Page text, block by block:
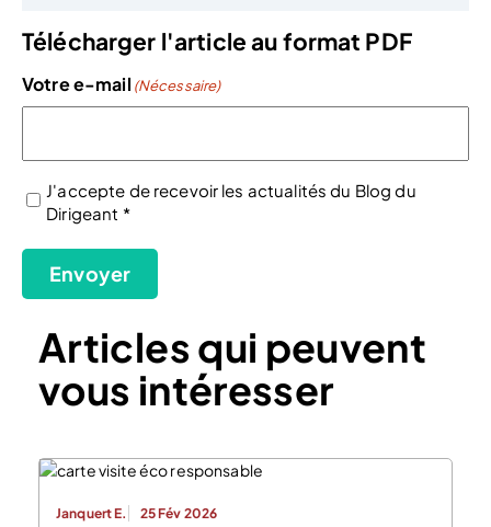
Télécharger l'article au format PDF
Votre e-mail (Nécessaire)
(Nécessaire)
J'accepte de recevoir les actualités du Blog du
Dirigeant *
Envoyer
Articles qui peuvent
vous intéresser
Janquert E. 25 Fév 2026